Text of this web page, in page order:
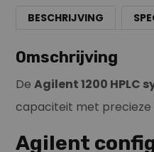
BESCHRIJVING
Omschrijving
De Agilent 1200 HPLC
capaciteit met
Agilent